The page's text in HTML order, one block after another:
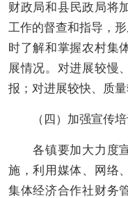
财政局和县民政局将
工作的督查和指导，
时了解和掌握农村集
展情况。对进展较慢
报；对进展较快、质
（四）加强宣传培
各镇要加大力度
施，利用媒体、网络
集体经济合作社财务